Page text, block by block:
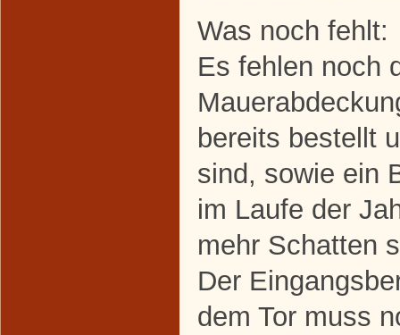
Was noch fehlt:
Es fehlen noch
bereits bestellt
sind, sowie ein
im Laufe der
mehr Schatten
Der
dem Tor muss